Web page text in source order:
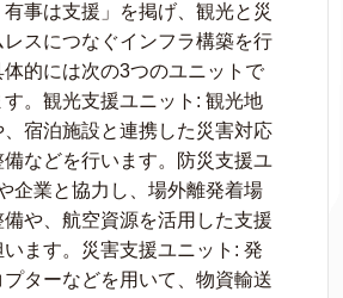
有事は支援」を掲げ、観光と災
スにつなぐインフラ構築を行
体的には次の3つのユニットで
。観光支援ユニット: 観光地
宿泊施設と連携した災害対応
などを行います。防災支援ユ
企業と協力し、場外離発着場
備や、航空資源を活用した支援
ます。災害支援ユニット: 発
ターなどを用いて、物資輸送